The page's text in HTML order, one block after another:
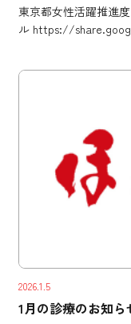
東京都女性活躍推進
ル https://
2026.1.5
1月の診療のお知ら